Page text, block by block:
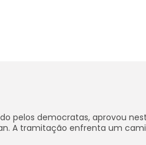
pelos democratas, aprovou
A tramitação enfrenta um